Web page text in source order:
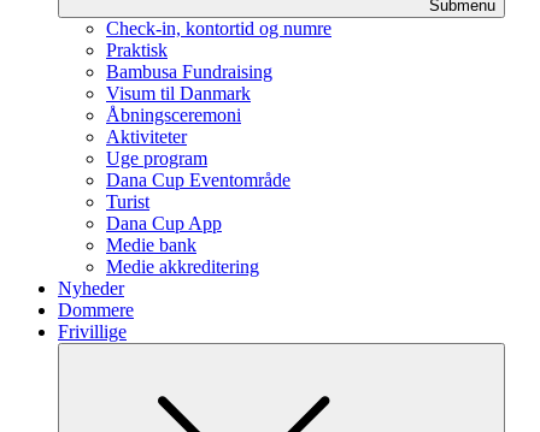
Submenu
Check-in, kontortid og numre
Praktisk
Bambusa Fundraising
Visum til Danmark
Åbningsceremoni
Aktiviteter
Uge program
Dana Cup Eventområde
Turist
Dana Cup App
Medie bank
Medie akkreditering
Nyheder
Dommere
Frivillige